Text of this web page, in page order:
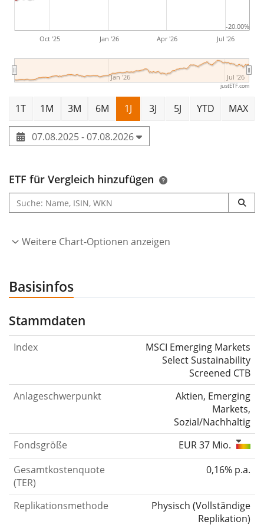
Oct '25 Jan '26 Apr '26 Jul '26
Jan '26 Jul '26
-20.00%
justETF.com
1T 1M 3M 6M 1J 3J 5J YTD MAX
07.08.2025 - 07.08.2026
ETF für Vergleich hinzufügen
Weitere Chart-Optionen anzeigen
Basisinfos
Stammdaten
Index
MSCI Emerging Markets
Select Sustainability
Screened CTB
Anlageschwerpunkt
Aktien, Emerging
Markets,
Sozial/Nachhaltig
Fondsgröße
EUR 37 Mio.
Gesamtkostenquote
(TER)
0,16% p.a.
Replikationsmethode Physisch (Vollständige
Replikation)